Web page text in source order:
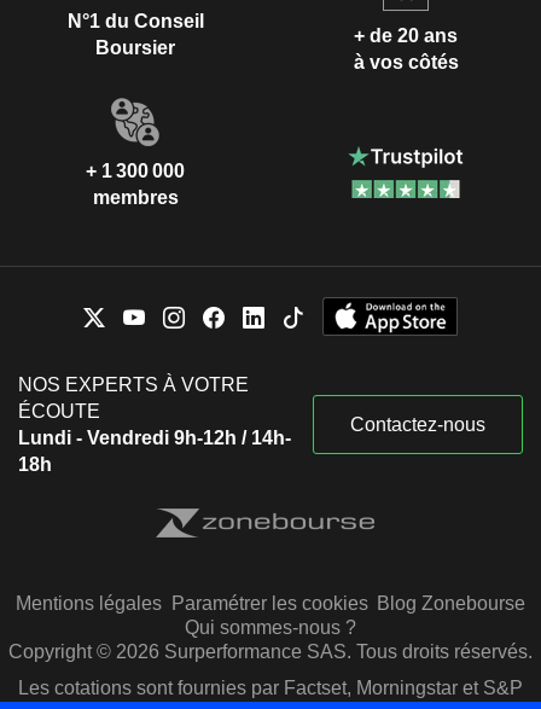
N°1 du Conseil
Boursier
+ de 20 ans
à vos côtés
+ 1 300 000
membres
NOS EXPERTS À VOTRE
ÉCOUTE
Lundi - Vendredi 9h-12h / 14h-
18h
Contactez-nous
Mentions légales Paramétrer les cookies Blog Zonebourse
Qui sommes-nous ?
Copyright © 2026 Surperformance SAS. Tous droits réservés.
Les cotations sont fournies par Factset, Morningstar et S&P